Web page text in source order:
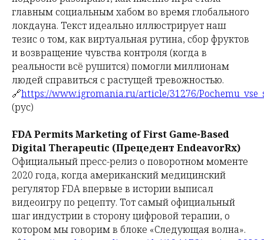
главным социальным хабом во время глобального
локдауна. Текст идеально иллюстрирует наш
тезис о том, как виртуальная рутина, сбор фруктов
и возвращение чувства контроля (когда в
реальности всё рушится) помогли миллионам
людей справиться с растущей тревожностью.
🔗https://www.igromania.ru/article/31276/
(рус)
FDA Permits Marketing of First Game-Based
Digital Therapeutic (Прецедент EndeavorRx)
Официальный пресс-релиз о поворотном моменте
2020 года, когда американский медицинский
регулятор FDA впервые в истории выписал
видеоигру по рецепту. Тот самый официальный
шаг индустрии в сторону цифровой терапии, о
котором мы говорим в блоке «Следующая волна».